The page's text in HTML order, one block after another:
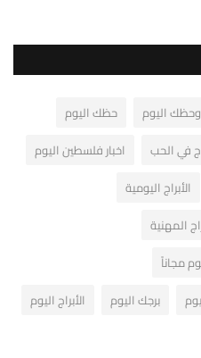
وحظك اليوم
حظك اليوم
في الحب
اخبار فلسطين اليوم
الأبراج اليومية
المهنية
مجاناً
برجك اليوم
الأبراج اليوم